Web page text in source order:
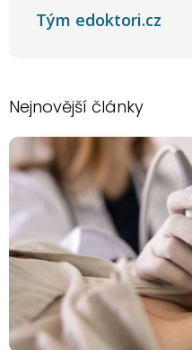
Tým edoktori.cz
Nejnovější články